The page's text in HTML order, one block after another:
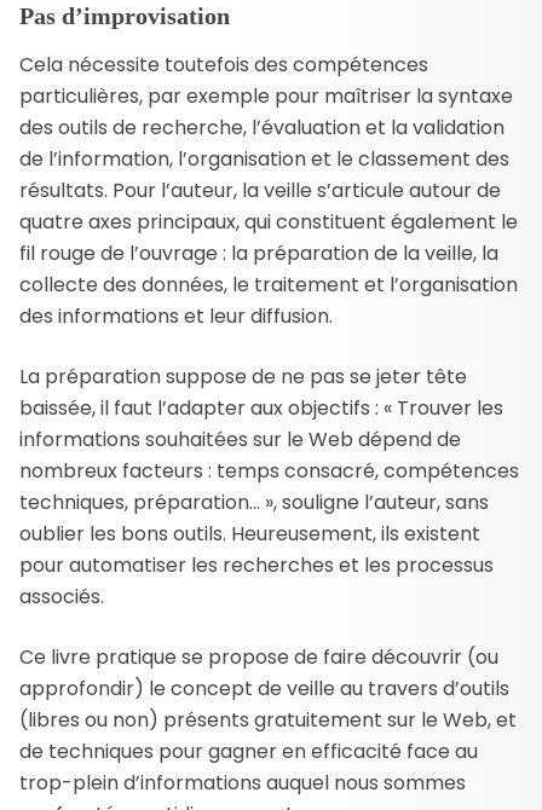
Pas d’improvisation
Cela nécessite toutefois des compétences
particulières, par exemple pour maîtriser la syntaxe
des outils de recherche, l’évaluation et la validation
de l’information, l’organisation et le classement des
résultats. Pour l’auteur, la veille s’articule autour de
quatre axes principaux, qui constituent également le
fil rouge de l’ouvrage : la préparation de la veille, la
collecte des données, le traitement et l’organisation
des informations et leur diffusion.
La préparation suppose de ne pas se jeter tête
baissée, il faut l’adapter aux objectifs : « Trouver les
informations souhaitées sur le Web dépend de
nombreux facteurs : temps consacré, compétences
techniques, préparation… », souligne l’auteur, sans
oublier les bons outils. Heureusement, ils existent
pour automatiser les recherches et les processus
associés.
Ce livre pratique se propose de faire découvrir (ou
approfondir) le concept de veille au travers d’outils
(libres ou non) présents gratuitement sur le Web, et
de techniques pour gagner en efficacité face au
trop-plein d’informations auquel nous sommes